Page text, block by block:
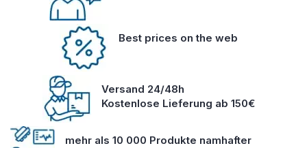
Best prices on the web
Versand 24/48h
Kostenlose Lieferung ab 150€
mehr als 10 000 Produkte namhafter